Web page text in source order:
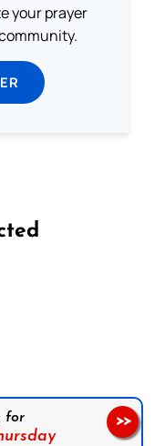
your prayer
for >>